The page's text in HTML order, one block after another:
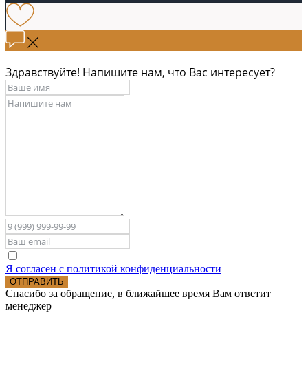
Здравствуйте! Напишите нам, что Вас интересует?
Я согласен с политикой конфиденциальности
ОТПРАВИТЬ
Спасибо за обращение, в ближайшее время Вам ответит
менеджер